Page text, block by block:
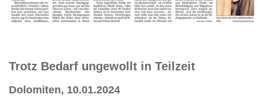
Trotz Bedarf ungewollt in Teilzeit
Dolomiten, 10.01.2024